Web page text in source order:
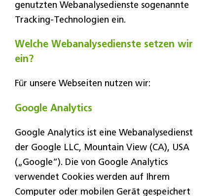
genutzten Webanalysedienste sogenannte
Tracking-Technologien ein.
Welche Webanalysedienste setzen wir
ein?
Für unsere Webseiten nutzen wir:
Google Analytics
Google Analytics ist eine Webanalysedienst
der Google LLC, Mountain View (CA), USA
(„Google“). Die von Google Analytics
verwendet Cookies werden auf Ihrem
Computer oder mobilen Gerät gespeichert